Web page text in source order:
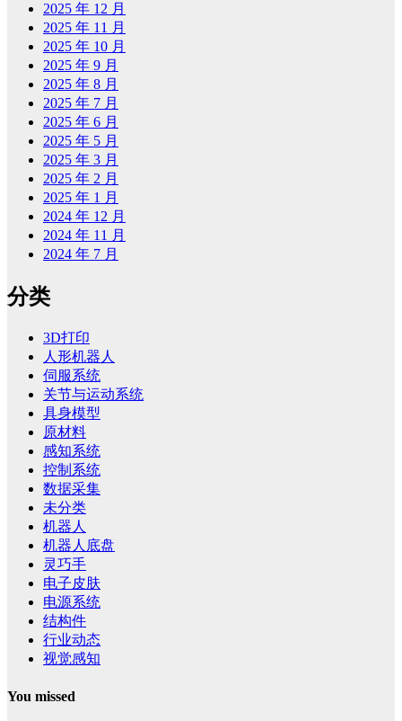
2025 年 12 月
2025 年 11 月
2025 年 10 月
2025 年 9 月
2025 年 8 月
2025 年 7 月
2025 年 6 月
2025 年 5 月
2025 年 3 月
2025 年 2 月
2025 年 1 月
2024 年 12 月
2024 年 11 月
2024 年 7 月
分类
3D打印
人形机器人
伺服系统
关节与运动系统
具身模型
原材料
感知系统
控制系统
数据采集
未分类
机器人
机器人底盘
灵巧手
电子皮肤
电源系统
结构件
行业动态
视觉感知
You missed